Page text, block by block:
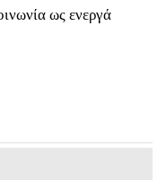
ως ενεργά